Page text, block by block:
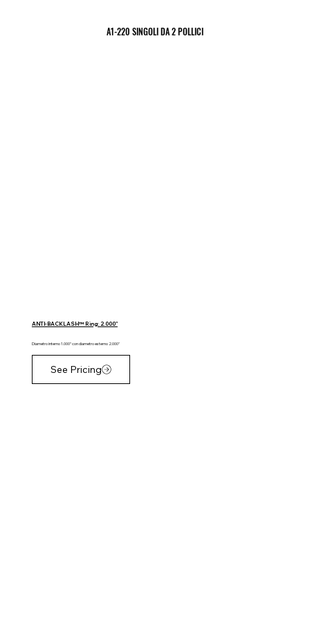
A1-220 SINGOLI DA 2 POLLICI
A1-220 SINGOLI DA 2 POLLICI
ANTI-BACKLASH™ Ring: 2.000"
Diametro interno 1.000" con diametro esterno 2.000"
See Pricing